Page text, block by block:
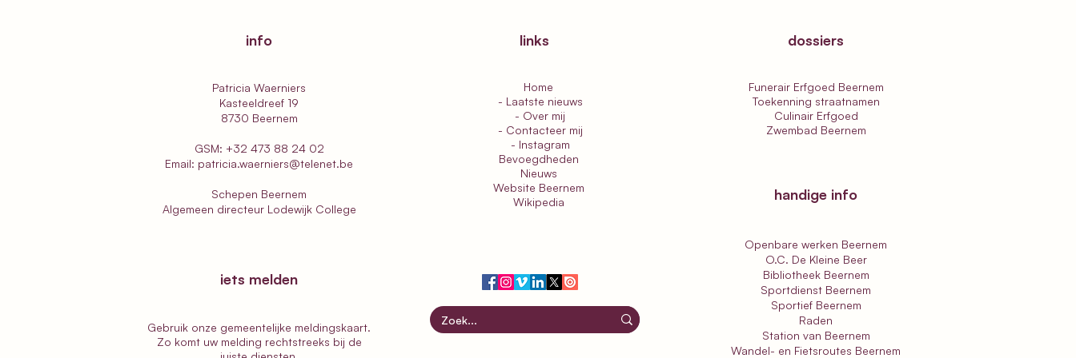
info
Patricia Waerniers
Kasteeldreef 19
8730 Beernem
GSM: +32 473 88 24 02
Email: patricia.waerniers@telenet.be
Schepen Beernem
Algemeen directeur Lodewijk College
iets melden
Gebruik onze gemeentelijke meldingskaart.
Zo komt uw melding rechtstreeks bij de
links
Home
- Laatste nieuws
- Over mij
- Contacteer mij
- Instagram
Bevoegdheden
Nieuws
Website Beernem
Wikipedia
dossiers
Funerair Erfgoed Beernem
Toekenning straatnamen
Culinair Erfgoed
Zwembad Beernem
handige info
Openbare werken Beernem
O.C. De Kleine Beer
Bibliotheek Beernem
Sportdienst Beernem
Sportief Beernem
Raden
Station van Beernem
Wandel- en Fietsroutes Beernem